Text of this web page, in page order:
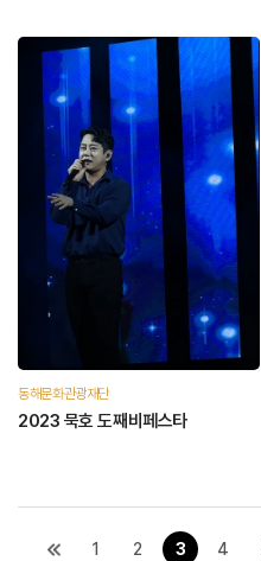
동해문화관광재단
2023 묵호 도째비페스타
1 2 3 4